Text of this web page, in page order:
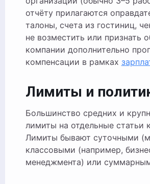
отчёту прилагаются
талоны, счета из гостиниц,
не возместить или
компании дополнительно
компенсации в рамках
Лимиты и
Большинство средних и
лимиты на отдельные статьи
Лимиты бывают суточными
классовыми (например,
менеджмента) или